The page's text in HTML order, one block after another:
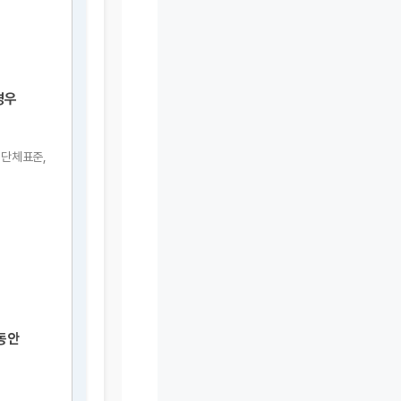
우
체표준,
안